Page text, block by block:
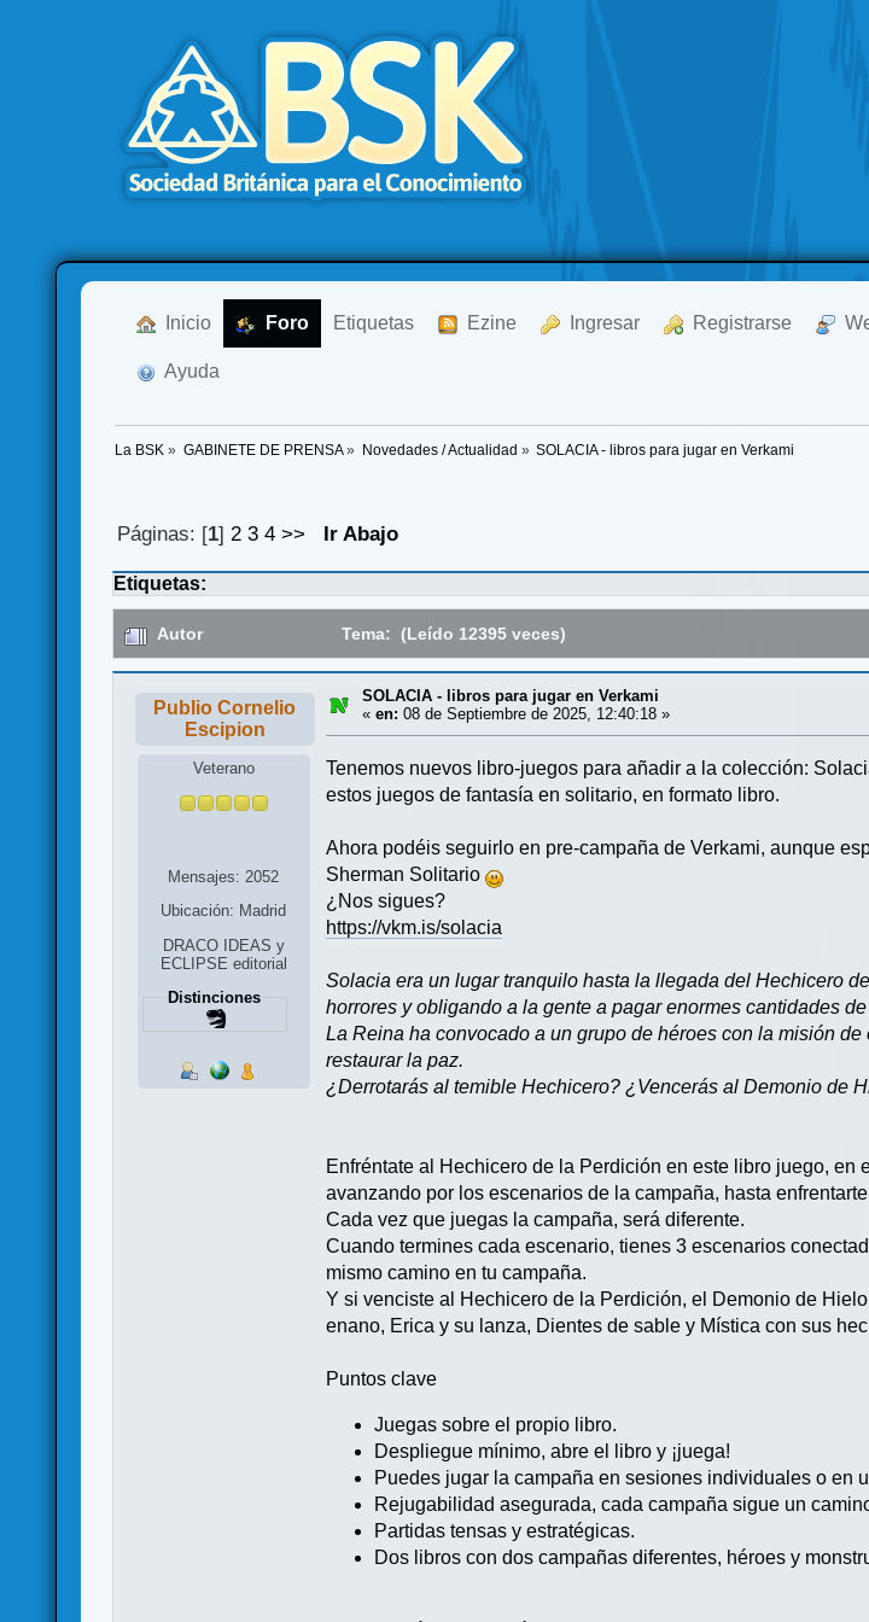
Inicio Foro Etiquetas Ezine Ingresar Registrarse
Ayuda
La BSK » GABINETE DE PRENSA» Novedades / Actualidad » SOLACIA - libros para jugar en Verkami
Páginas: [1] 2 3 4 >> Ir Abajo
Etiquetas:
Autor Tema: (Leído 12395 veces)
Publio Cornelio
Escipion
Veterano
Mensajes: 2052
Ubicación: Madrid
DRACO IDEAS y
ECLIPSE editorial
Distinciones
SOLACIA - libros para jugar en Verkami
«en: 08 de Septiembre de 2025, 12:40:18 »
Tenemos nuevos libro-juegos para añadir a la colección:
estos juegos de fantasía en solitario, en formato libro.
Ahora podéis seguirlo en pre-campaña de Verkami, aunque
Sherman Solitario
¿Nos sigues?
https://vkm.is/solacia
Solacia era un lugar tranquilo hasta la llegada del Hechicero
horrores y obligando a la gente a pagar enormes cantidades
La Reina ha convocado a un grupo de héroes con la misión
restaurar la paz.
¿Derrotarás al temible Hechicero? ¿Vencerás al Demonio de
Enfréntate al Hechicero de la Perdición en este libro juego,
avanzando por los escenarios de la campaña, hasta
Cada vez que juegas la campaña, será diferente.
Cuando termines cada escenario, tienes 3 escenarios
mismo camino en tu campaña.
Y si venciste al Hechicero de la Perdición, el Demonio de
enano, Erica y su lanza, Dientes de sable y Mística con sus
Puntos clave
Juegas sobre el propio libro.
Despliegue mínimo, abre el libro y ¡juega!
Puedes jugar la campaña en sesiones individuales o en
Rejugabilidad asegurada, cada campaña sigue un
Partidas tensas y estratégicas.
Dos libros con dos campañas diferentes, héroes y